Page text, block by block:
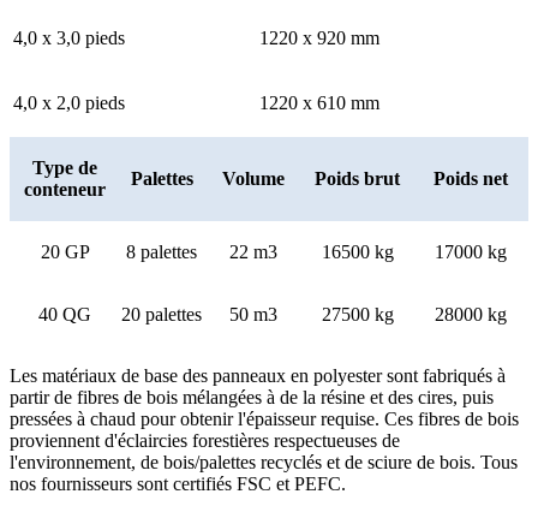
4,0 x 3,0 pieds 1220 x 920 mm
4,0 x 2,0 pieds 1220 x 610 mm
Type de
conteneur
Palettes Volume Poids brut Poids net
20 GP 8 palettes 22 m3 16500 kg 17000 kg
40 QG 20 palettes 50 m3 27500 kg 28000 kg
Les matériaux de base des panneaux en polyester sont fabriqués à
partir de fibres de bois mélangées à de la résine et des cires, puis
pressées à chaud pour obtenir l'épaisseur requise. Ces fibres de bois
proviennent d'éclaircies forestières respectueuses de
l'environnement, de bois/palettes recyclés et de sciure de bois. Tous
nos fournisseurs sont certifiés FSC et PEFC.